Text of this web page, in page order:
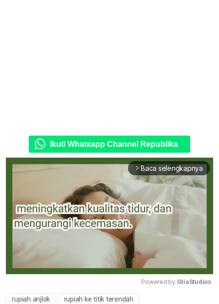
Ikuti Whatsapp Channel Republika
arrow_forward_ios Baca selengkapnya
Powered by GliaStudios
rupiah anjlok rupiah ke titik terendah